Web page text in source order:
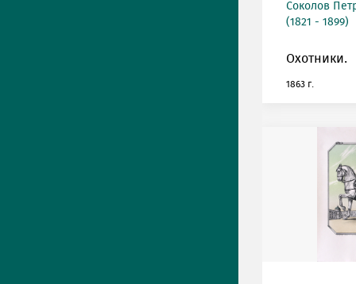
Соколов
(1821 - 1899)
Охотники.
1863 г.